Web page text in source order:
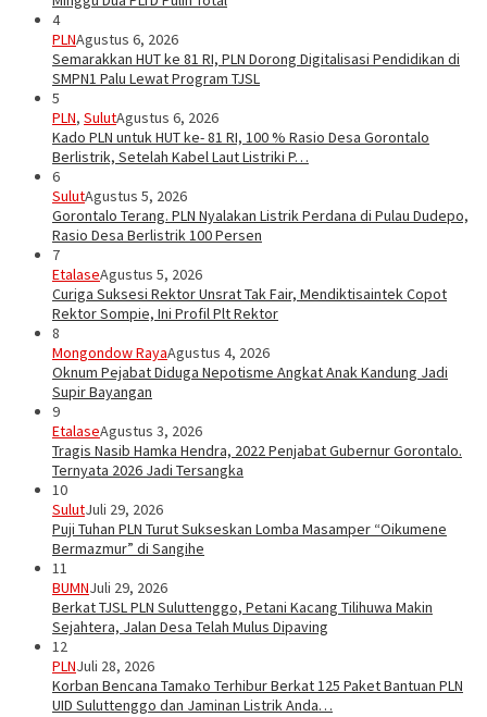
4
PLNAgustus 6, 2026
Semarakkan HUT ke 81 RI, PLN Dorong Digitalisasi Pendidikan di
SMPN1 Palu Lewat Program TJSL
5
PLN, SulutAgustus 6, 2026
Kado PLN untuk HUT ke- 81 RI, 100 % Rasio Desa Gorontalo
Berlistrik, Setelah Kabel Laut Listriki P…
6
SulutAgustus 5, 2026
Gorontalo Terang. PLN Nyalakan Listrik Perdana di Pulau Dudepo,
Rasio Desa Berlistrik 100 Persen
7
EtalaseAgustus 5, 2026
Curiga Suksesi Rektor Unsrat Tak Fair, Mendiktisaintek Copot
Rektor Sompie, Ini Profil Plt Rektor
8
Mongondow RayaAgustus 4, 2026
Oknum Pejabat Diduga Nepotisme Angkat Anak Kandung Jadi
Supir Bayangan
9
EtalaseAgustus 3, 2026
Tragis Nasib Hamka Hendra, 2022 Penjabat Gubernur Gorontalo.
Ternyata 2026 Jadi Tersangka
10
SulutJuli 29, 2026
Puji Tuhan PLN Turut Sukseskan Lomba Masamper “Oikumene
Bermazmur” di Sangihe
11
BUMNJuli 29, 2026
Berkat TJSL PLN Suluttenggo, Petani Kacang Tilihuwa Makin
Sejahtera, Jalan Desa Telah Mulus Dipaving
12
PLNJuli 28, 2026
Korban Bencana Tamako Terhibur Berkat 125 Paket Bantuan PLN
UID Suluttenggo dan Jaminan Listrik Anda…